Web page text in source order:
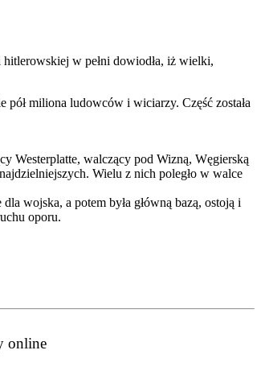
w pełni dowiodła, iż wielki,
miliona ludowców i wiciarzy. Część została
Westerplatte, walczący pod Wizną, Węgierską
Wielu z nich poległo w walce
wojska, a potem była główną bazą, ostoją i
oporu.
online